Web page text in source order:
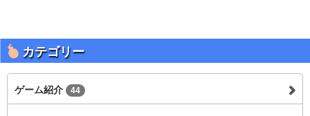
カテゴリー
ゲーム紹介 44